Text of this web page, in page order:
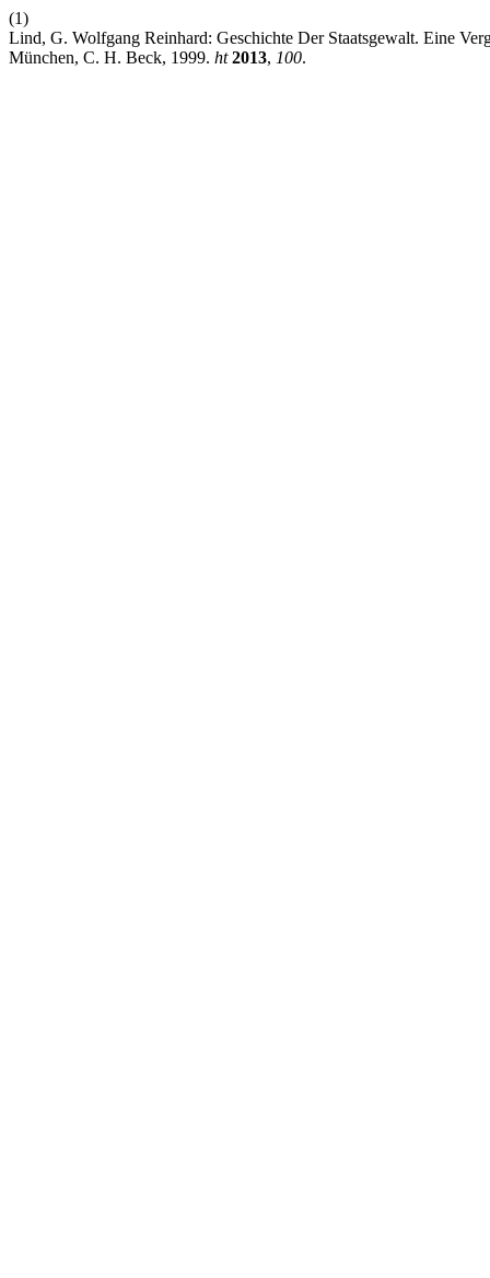
(1)
Lind, G. Wolfgang Reinhard: Geschichte Der Staatsgewalt. Eine
München, C. H. Beck, 1999. ht 2013, 100.